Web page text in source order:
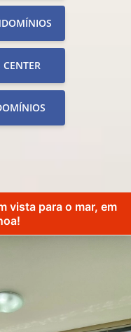
vista para o mar, em